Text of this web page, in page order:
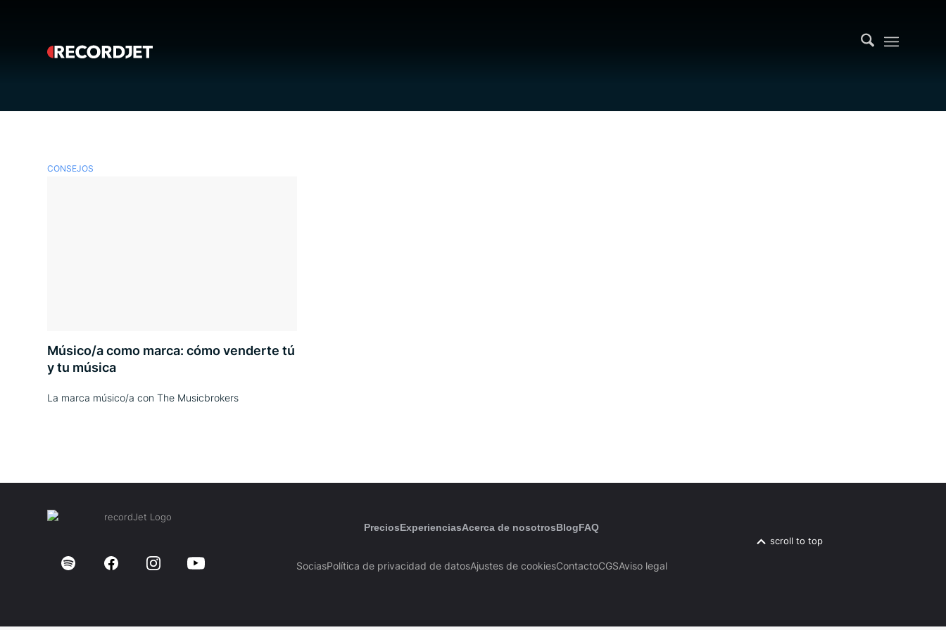
CONSEJOS
Músico/a como marca: cómo venderte tú
y tu música
La marca músico/a con The Musicbrokers
PreciosExperienciasAcerca de nosotrosBlogFAQ
SociasPolítica de privacidad de datosAjustes de cookiesContactoCGSAviso legal
scroll to top